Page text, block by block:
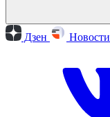
Дзен Новости